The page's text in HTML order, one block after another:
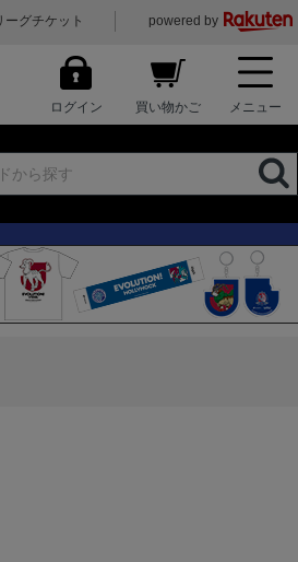
ーグチケット powered by
ログイン 買い物かご メニュー